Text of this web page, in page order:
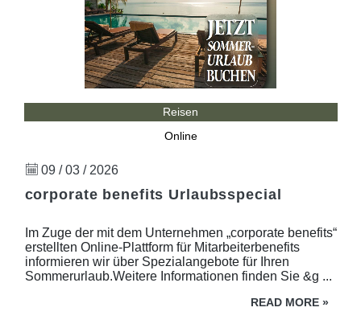
Reisen
Online
09 / 03 / 2026
corporate benefits Urlaubsspecial
Im Zuge der mit dem Unternehmen „corporate benefits“
erstellten Online-Plattform für Mitarbeiterbenefits
informieren wir über Spezialangebote für Ihren
Sommerurlaub.Weitere Informationen finden Sie &g ...
READ MORE »